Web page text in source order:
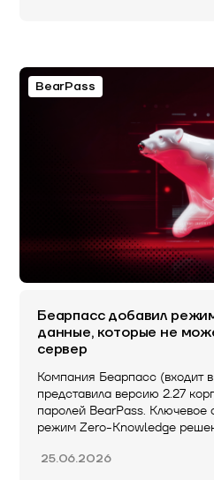
BearPass
Беарпасс добавил
данные, которые не
сервер
Компания Беарпасс (входит
представила версию 2.27
паролей BearPass. Ключевое
режим Zero-Knowledge
25.06.2026